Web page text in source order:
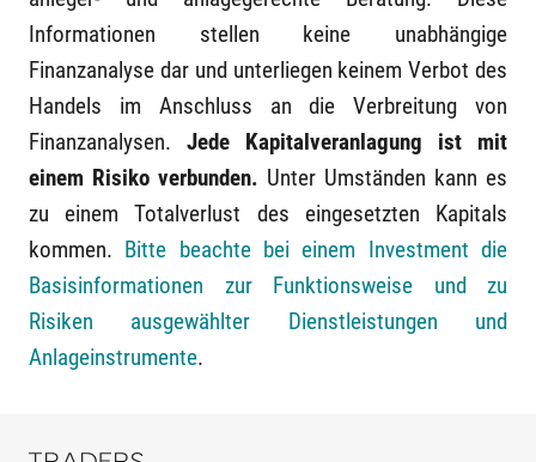
Informationen stellen keine unabhängige
Finanzanalyse dar und unterliegen keinem Verbot des
Handels im Anschluss an die Verbreitung von
Finanzanalysen. Jede Kapitalveranlagung ist mit
einem Risiko verbunden. Unter Umständen kann es
zu einem Totalverlust des eingesetzten Kapitals
kommen. Bitte beachte bei einem Investment die
Basisinformationen zur Funktionsweise und zu
Risiken ausgewählter Dienstleistungen und
Anlageinstrumente.